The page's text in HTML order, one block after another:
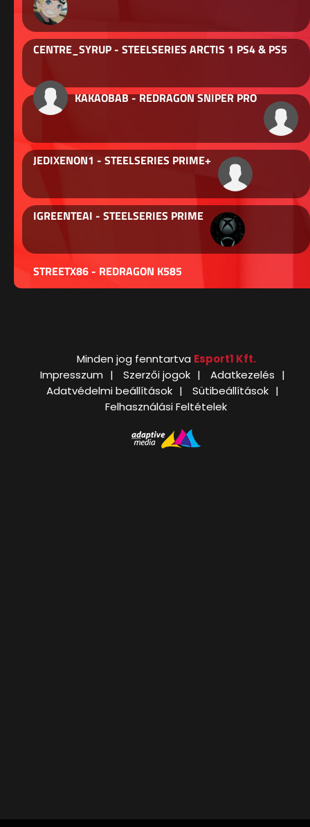
CENTRE_SYRUP - STEELSERIES ARCTIS 1 PS4 & PS5
KAKAOBAB - REDRAGON SNIPER PRO
JEDIXENON1 - STEELSERIES PRIME+
IGREENTEAI - STEELSERIES PRIME
STREETX86 - REDRAGON K585
Minden jog fenntartva Esport1 Kft.
Impresszum
Szerzői jogok
Adatkezelés
Adatvédelmi beállítások
Sütibeállítások
Felhasználási Feltételek